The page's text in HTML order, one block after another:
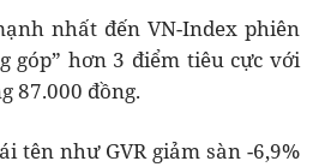
nhất đến VN-Index phiên
góp” hơn 3 điểm tiêu cực với
87.000 đồng.
tên như GVR giảm sàn -6,9%